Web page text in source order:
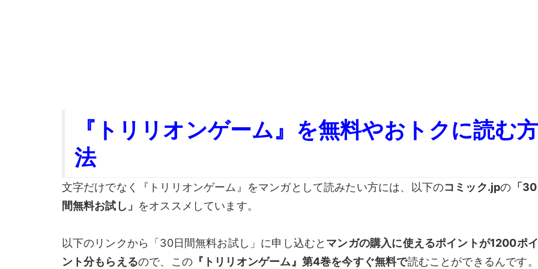
『トリリオンゲーム』を無料やおトクに読む方
法
文字だけでなく『トリリオンゲーム』をマンガとして読みたい方には、以下のコミック.jpの 「
間無料お試し」 をオススメしています。
以下のリンクから「30日間無料お試し」に申し込むと マンガの購入に使えるポイントが1200ポイ
ント分もらえるので、この『トリリオンゲーム』第4巻を今すぐ無料で読むことができるんです。